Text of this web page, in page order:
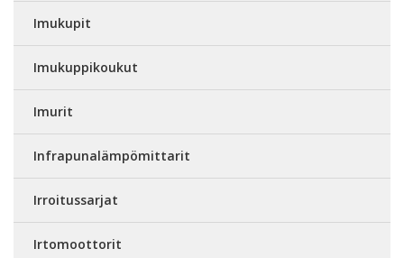
Imukupit
Imukuppikoukut
Imurit
Infrapunalämpömittarit
Irroitussarjat
Irtomoottorit